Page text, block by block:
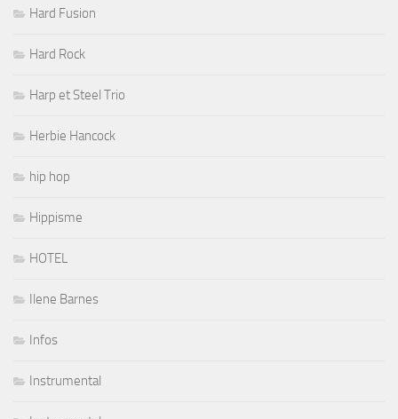
Hard Fusion
Hard Rock
Harp et Steel Trio
Herbie Hancock
hip hop
Hippisme
HOTEL
Ilene Barnes
Infos
Instrumental